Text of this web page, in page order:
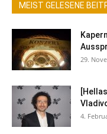
MEIST GELESENE
29.
4.